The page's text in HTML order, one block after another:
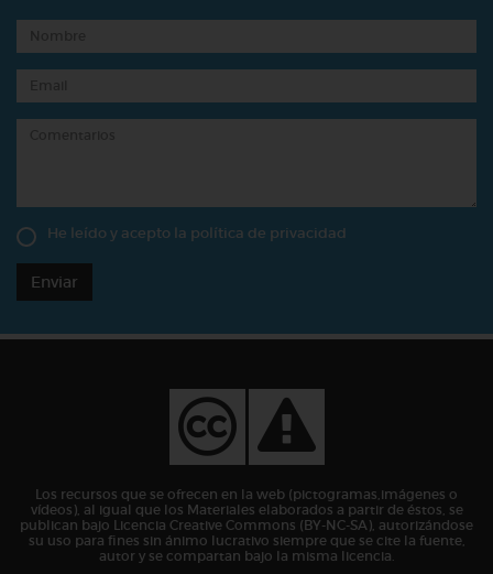
He leído y acepto la política de privacidad
Enviar
Los recursos que se ofrecen en la web (pictogramas,imágenes o
vídeos), al igual que los Materiales elaborados a partir de éstos, se
publican bajo Licencia Creative Commons (BY-NC-SA), autorizándose
su uso para fines sin ánimo lucrativo siempre que se cite la fuente,
autor y se compartan bajo la misma licencia.